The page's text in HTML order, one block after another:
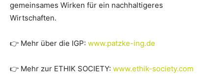
gemeinsames Wirken für ein nachhaltigeres
Wirtschaften.
👉 Mehr über die IGP: www.patzke-ing.de
👉 Mehr zur ETHIK SOCIETY: www.ethik-society.com